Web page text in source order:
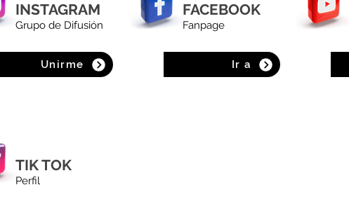
INSTAGRAM
Grupo de Difusión
Unirme
FACEBOOK
Fanpage
Ir a
TIK TOK
Perfil